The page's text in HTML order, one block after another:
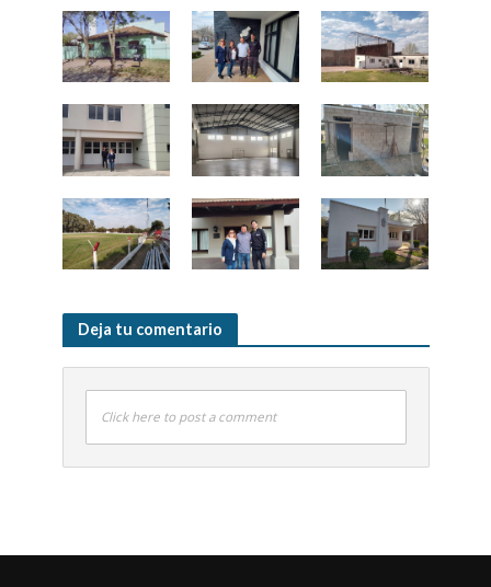
Deja tu comentario
Click here to post a comment